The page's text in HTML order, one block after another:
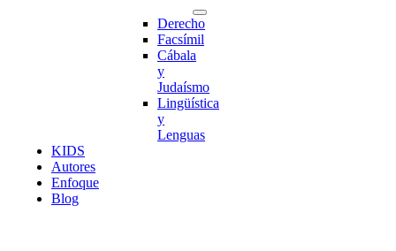
Derecho
Facsímil
Cábala
y
Judaísmo
Lingüística
y
Lenguas
KIDS
Autores
Enfoque
Blog